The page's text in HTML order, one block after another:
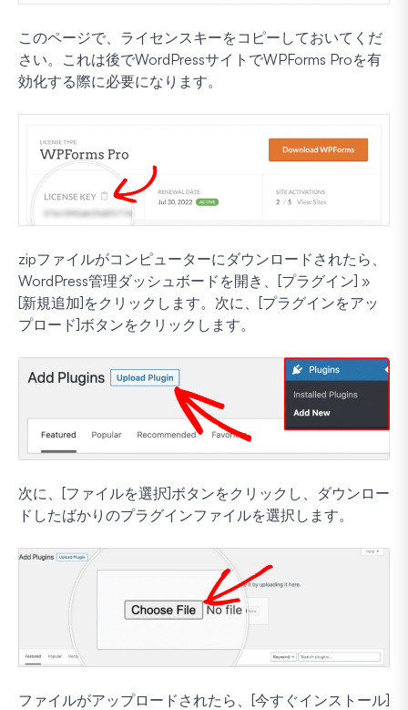
このページで、ライセンスキーをコピーしておいてくだ
さい。これは後でWordPressサイトでWPForms Proを有
効化する際に必要になります。
zipファイルがコンピューターにダウンロードされたら、
WordPress管理ダッシュボードを開き、[プラグイン] »
[新規追加]をクリックします。次に、[プラグインをアッ
プロード]ボタンをクリックします。
次に、[ファイルを選択]ボタンをクリックし、ダウンロー
ドしたばかりのプラグインファイルを選択します。
ファイルがアップロードされたら、[今すぐインストール]